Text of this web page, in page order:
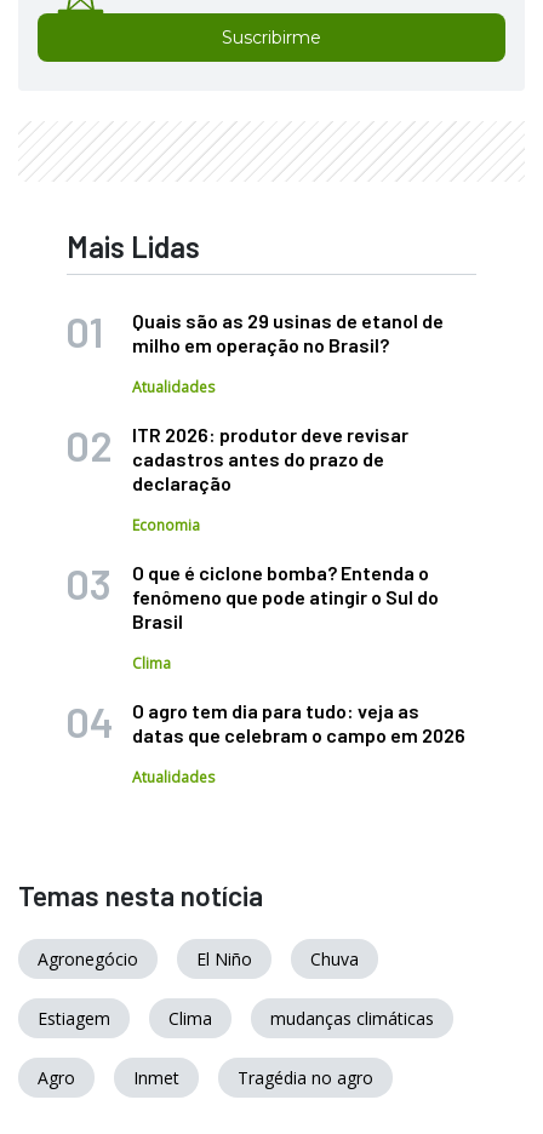
Suscribirme
Mais Lidas
Quais são as 29 usinas de etanol de
milho em operação no Brasil?
Atualidades
ITR 2026: produtor deve revisar
cadastros antes do prazo de
declaração
Economia
O que é ciclone bomba? Entenda o
fenômeno que pode atingir o Sul do
Brasil
Clima
O agro tem dia para tudo: veja as
datas que celebram o campo em 2026
Atualidades
Temas nesta notícia
Agronegócio El Niño Chuva
Estiagem Clima mudanças climáticas
Agro Inmet Tragédia no agro